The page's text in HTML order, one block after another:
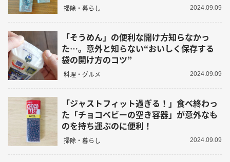
掃除・暮らし 2024.09.09
「そうめん」の便利な開け方知らなかっ
た…。意外と知らない“おいしく保存する
袋の開け方のコツ”
料理・グルメ 2024.09.09
「ジャストフィット過ぎる！」食べ終わっ
た「チョコベビーの空き容器」が意外なも
のを持ち運ぶのに便利！
掃除・暮らし 2024.09.09